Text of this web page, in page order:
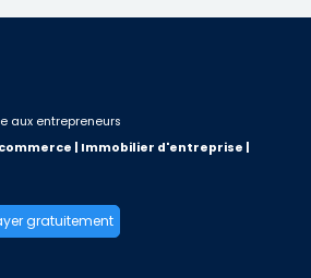
aux entrepreneurs
| Immobilier d'entreprise |
gratuitement